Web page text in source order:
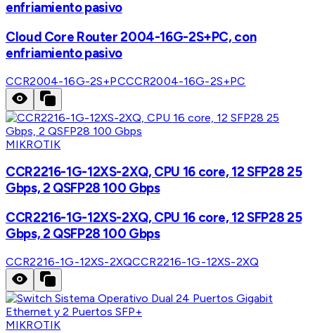
enfriamiento pasivo
Cloud Core Router 2004-16G-2S+PC, con
enfriamiento pasivo
CCR2004-16G-2S+PCCCR2004-16G-2S+PC
MIKROTIK
CCR2216-1G-12XS-2XQ, CPU 16 core, 12 SFP28 25
Gbps, 2 QSFP28 100 Gbps
CCR2216-1G-12XS-2XQ, CPU 16 core, 12 SFP28 25
Gbps, 2 QSFP28 100 Gbps
CCR2216-1G-12XS-2XQCCR2216-1G-12XS-2XQ
MIKROTIK